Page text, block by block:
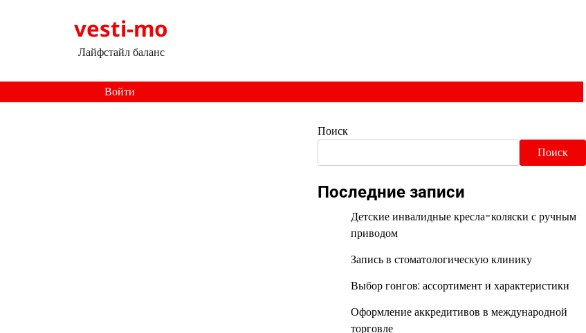
vesti-mo
Лайфстайл баланс
Войти
Поиск
Поиск
Последние записи
Детские инвалидные кресла-коляски с ручным
приводом
Запись в стоматологическую клинику
Выбор гонгов: ассортимент и характеристики
Оформление аккредитивов в международной
торговле